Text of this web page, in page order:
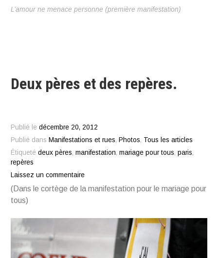
L’amour ne menace personne (première manifestation)
Deux pères et des repères.
Publié ledécembre 20, 2012
Publié dans Manifestations et rues, Photos, Tous les articles
Étiquetédeux pères,manifestation,mariage pour tous,paris,
repères
Laissez un commentaire
(Dans le cortège de la manifestation pour le mariage pour
tous)